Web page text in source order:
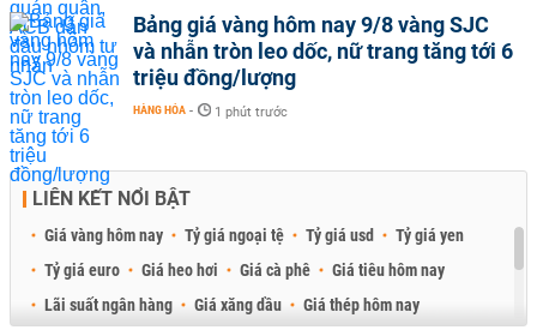
Bảng giá vàng hôm nay 9/8 vàng SJC
và nhẫn tròn leo dốc, nữ trang tăng tới 6
triệu đồng/lượng
HÀNG HÓA - 1 phút trước
LIÊN KẾT NỔI BẬT
Giá vàng hôm nay Tỷ giá ngoại tệ Tỷ giá usd
Tỷ giá yen
Tỷ giá euro
Giá heo hơi Giá cà phê
Giá tiêu hôm nay
Lãi suất ngân hàng
Giá xăng dầu
Giá thép hôm nay